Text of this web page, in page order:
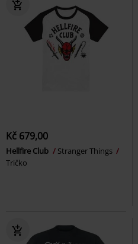
Kč 679,00
Hellfire Club
Stranger Things
Tričko